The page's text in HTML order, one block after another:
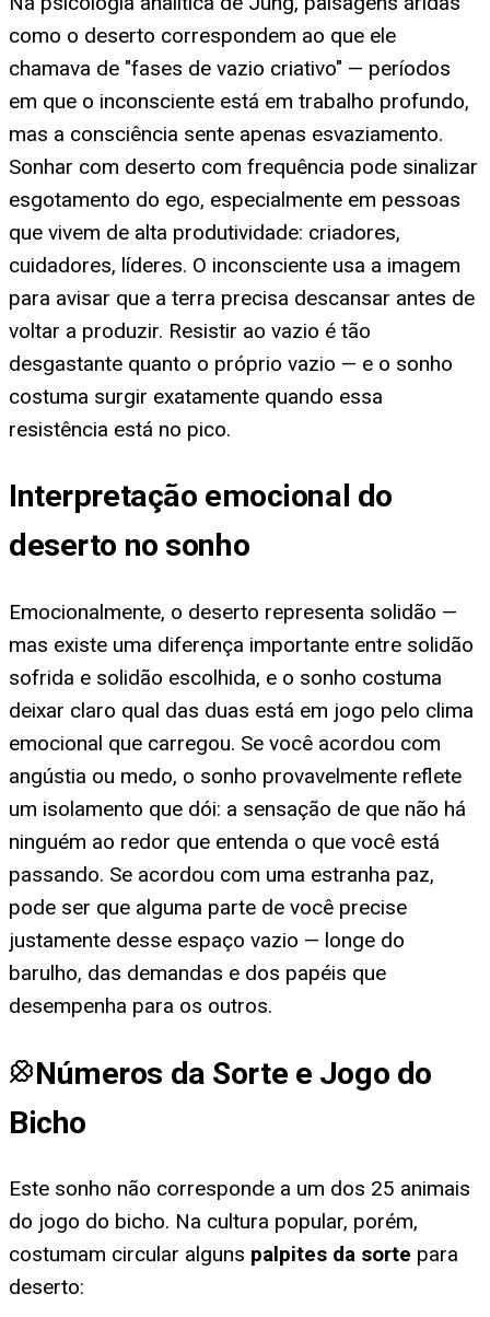
como o deserto correspondem ao que ele
chamava de "fases de vazio criativo" — períodos
em que o inconsciente está em trabalho profundo,
mas a consciência sente apenas esvaziamento.
Sonhar com deserto com frequência pode sinalizar
esgotamento do ego, especialmente em pessoas
que vivem de alta produtividade: criadores,
cuidadores, líderes. O inconsciente usa a imagem
para avisar que a terra precisa descansar antes de
voltar a produzir. Resistir ao vazio é tão
desgastante quanto o próprio vazio — e o sonho
costuma surgir exatamente quando essa
resistência está no pico.
Interpretação emocional do
deserto no sonho
Emocionalmente, o deserto representa solidão —
mas existe uma diferença importante entre solidão
sofrida e solidão escolhida, e o sonho costuma
deixar claro qual das duas está em jogo pelo clima
emocional que carregou. Se você acordou com
angústia ou medo, o sonho provavelmente reflete
um isolamento que dói: a sensação de que não há
ninguém ao redor que entenda o que você está
passando. Se acordou com uma estranha paz,
pode ser que alguma parte de você precise
justamente desse espaço vazio — longe do
barulho, das demandas e dos papéis que
desempenha para os outros.
Números da Sorte e Jogo do
Bicho
Este sonho não corresponde a um dos 25 animais
do jogo do bicho. Na cultura popular, porém,
costumam circular alguns palpites da sorte para
deserto: